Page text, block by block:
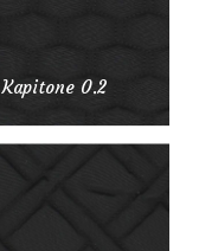
Kapitone 0.2